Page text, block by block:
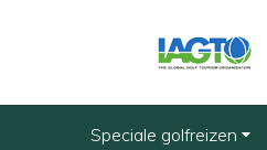
Speciale golfreizen